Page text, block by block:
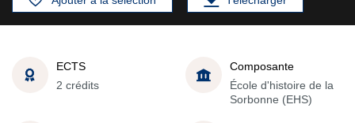
ECTS
2 crédits
Composante
École d'histoire de la
Sorbonne (EHS)